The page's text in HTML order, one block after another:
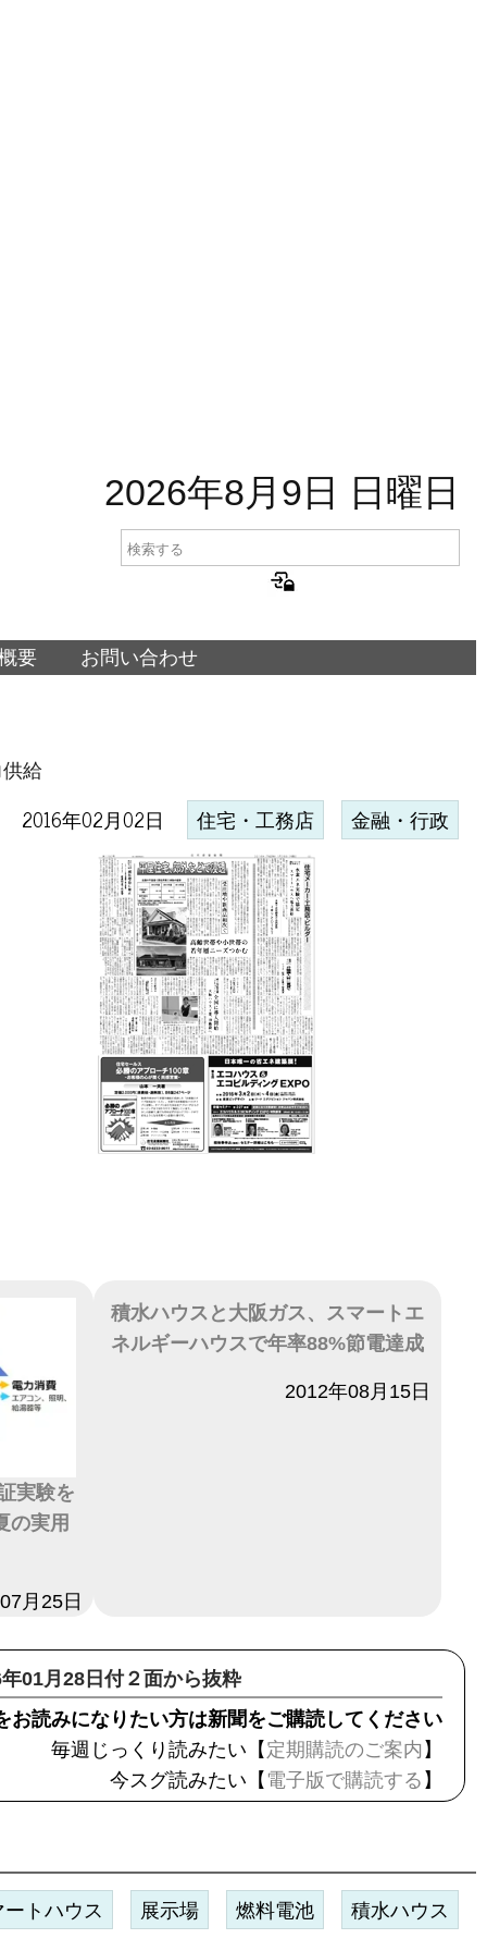
2026年8月9日 日曜日
要 お問い合わせ
給
2016年02月02日 住宅・工務店 金融・行政
実験を
の実用
月25日
積水ハウスと大阪ガス、スマートエ
ネルギーハウスで年率88%節電達成
2012年08月15日
01月28日付２面から抜粋
お読みになりたい方は新聞をご購読してください
毎週じっくり読みたい【 定期購読のご案内 】
今スグ読みたい【 電子版で購読する 】
ートハウス 展示場 燃料電池 積水ハウス